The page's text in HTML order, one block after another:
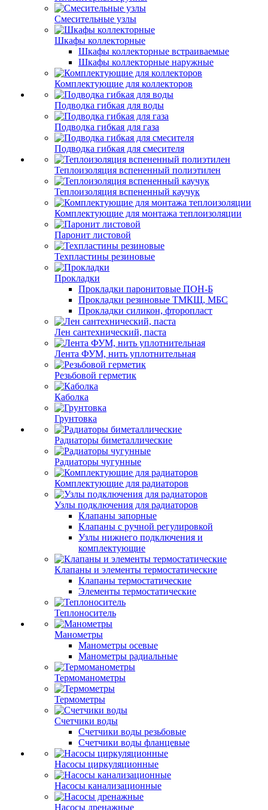
Смесительные узлы
Шкафы коллекторные
Шкафы коллекторные встраиваемые
Шкафы коллекторные наружные
Комплектующие для коллекторов
Подводка гибкая для воды
Подводка гибкая для газа
Подводка гибкая для смесителя
Теплоизоляция вспененный полиэтилен
Теплоизоляция вспененный каучук
Комплектующие для монтажа теплоизоляции
Паронит листовой
Техпластины резиновые
Прокладки
Прокладки паронитовые ПОН-Б
Прокладки резиновые ТМКЩ, МБС
Прокладки силикон, фторопласт
Лен сантехнический, паста
Лента ФУМ, нить уплотнительная
Резьбовой герметик
Каболка
Грунтовка
Радиаторы биметаллические
Радиаторы чугунные
Комплектующие для радиаторов
Узлы подключения для радиаторов
Клапаны запорные
Клапаны с ручной регулировкой
Узлы нижнего подключения и
комплектующие
Клапаны и элементы термостатические
Клапаны термостатические
Элементы термостатические
Теплоноситель
Манометры
Манометры осевые
Манометры радиальные
Термоманометры
Термометры
Счетчики воды
Счетчики воды резьбовые
Счетчики воды фланцевые
Насосы циркуляционные
Насосы канализационные
Насосы дренажные